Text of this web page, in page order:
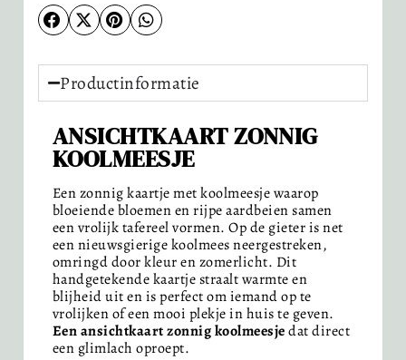
Productinformatie
ANSICHTKAARTZONNIG
KOOLMEESJE
Een zonnig kaartje met koolmeesje waarop
bloeiende bloemen en rijpe aardbeien samen
een vrolijk tafereel vormen. Op de gieter is net
een nieuwsgierige koolmees neergestreken,
omringd door kleur en zomerlicht. Dit
handgetekende kaartje straalt warmte en
blijheid uit en is perfect om iemand op te
vrolijken of een mooi plekje in huis te geven.
Een ansichtkaart zonnig koolmeesjedat direct
een glimlach oproept.